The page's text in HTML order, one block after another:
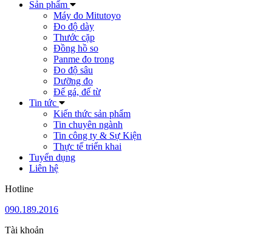
Sản phẩm
Máy đo Mitutoyo
Đo độ dày
Thước cặp
Đồng hồ so
Panme đo trong
Đo độ sâu
Dưỡng đo
Đế gá, đế từ
Tin tức
Kiến thức sản phẩm
Tin chuyên ngành
Tin công ty & Sự Kiện
Thực tế triển khai
Tuyển dụng
Liên hệ
Hotline
090.189.2016
Tài khoản